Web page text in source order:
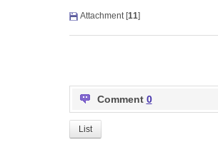
Attachment [11]
Comment 0
List